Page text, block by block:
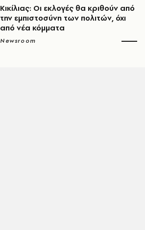
Κικίλιας: Οι εκλογές θα κριθούν από
την εμπιστοσύνη των πολιτών, όχι
από νέα κόμματα
Newsroom